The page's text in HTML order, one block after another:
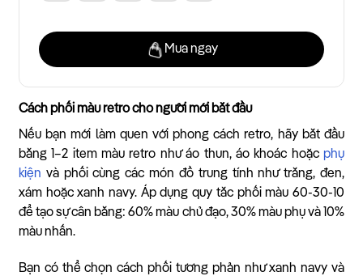
Mua ngay
Cách phối màu retro cho người mới bắt đầu
Nếu bạn mới làm quen với phong cách retro, hãy bắt đầu
bằng 1–2 item màu retro như áo thun, áo khoác hoặc phụ
kiện và phối cùng các món đồ trung tính như trắng, đen,
xám hoặc xanh navy. Áp dụng quy tắc phối màu 60-30-10
để tạo sự cân bằng: 60% màu chủ đạo, 30% màu phụ và 10%
màu nhấn.
Bạn có thể chọn cách phối tương phản như xanh navy và